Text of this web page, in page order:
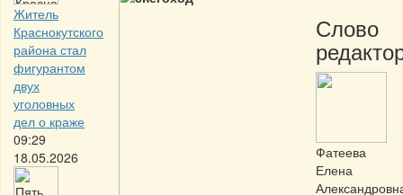
Житель
Краснокутского
района стал
фигурантом
двух
уголовных
дел о краже
09:29
18.05.2026
Слово
Фатеева
Елена